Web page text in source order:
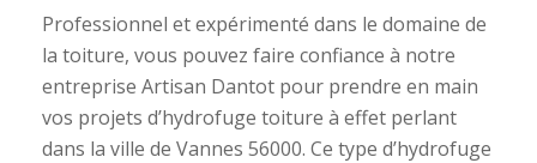
Professionnel et expérimenté dans le domaine de
la toiture, vous pouvez faire confiance à notre
entreprise Artisan Dantot pour prendre en main
vos projets d’hydrofuge toiture à effet perlant
dans la ville de Vannes 56000. Ce type d’hydrofuge